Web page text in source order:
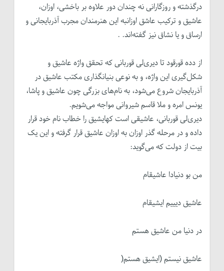
درگذشته و روزگارانی نه چندان دور علاوه بر باخشی، اوزان،
عاشیق و ترکیب عاشق اوزانبه این هنرمندان مجرب آذربایجانی و
ارساق و یا نشاق نیز گفته‌اند. .
از دده قورقود تا دیری‌لی قوربانی که تحقق واژه عاشیق و
شکل‌گیری این واژه، و به نوعی بنیانگذاری مکتب عاشیق در
آذربایجان شروع می‌شود، به نام‌های بزرگی چون عاشیق و پاشا،
یونس امره و ملا قاسم شیروانی مواجه می‌شویم.
دیری‌لی قوربانی، عاشیقی ‌است کهایشیق را خطاب نام خود قرار
داده و در مرحله گذر اوزان به اوزان عاشیق قرار گرفته و این یک
بیت از دولت که می‌گوید:
من بو دنیادا عاشیقام
عاشیق دیییم ایشیقام
در دنیا من عاشیق هستم
عاشیق نیستم (ایشیق هستم(